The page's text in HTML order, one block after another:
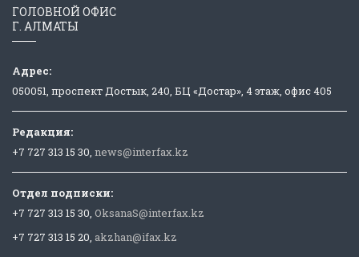
ГОЛОВНОЙ ОФИС
Г. АЛМАТЫ
Адрес:
050051, проспект Достык, 240, БЦ «Достар», 4 этаж, офис 405
Редакция:
+7 727 313 15 30, news@interfax.kz
Отдел подписки:
+7 727 313 15 30, OksanaS@interfax.kz
+7 727 313 15 20, akzhan@ifax.kz